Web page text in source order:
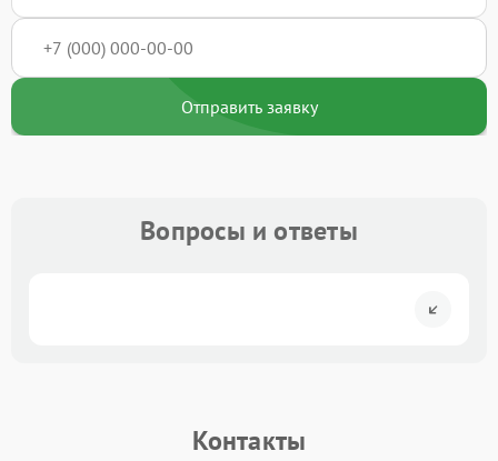
Отправить заявку
Вопросы и ответы
Контакты